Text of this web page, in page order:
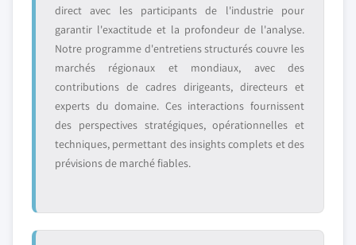
direct avec les participants de l'industrie pour
garantir l'exactitude et la profondeur de l'analyse.
Notre programme d'entretiens structurés couvre les
marchés régionaux et mondiaux, avec des
contributions de cadres dirigeants, directeurs et
experts du domaine. Ces interactions fournissent
des perspectives stratégiques, opérationnelles et
techniques, permettant des insights complets et des
prévisions de marché fiables.